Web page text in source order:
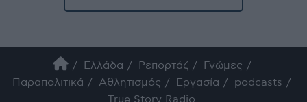
Ελλάδα Ρεπορτάζ
Γνώμες
Παραπολιτικά
Αθλητισμός Εργασία
podcasts